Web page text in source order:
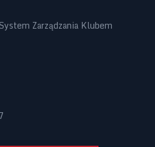
Zarządzania Klubem